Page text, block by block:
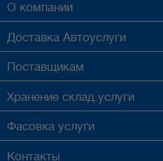
О компании
Доставка Автоуслуги
Поставщикам
Хранение склад.услуги
Фасовка услуги
Контакты